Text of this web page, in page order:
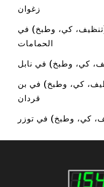
زغوان
كي، وطبخ) في
الحمامات
كي، وطبخ) في نابل
كي، وطبخ) في بن
قردان
كي، وطبخ) في توزر